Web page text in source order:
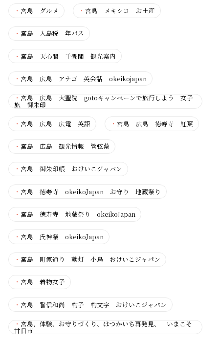
・ 宮島 グルメ ・ 宮島 メキシコ お土産
・ 宮島 入島税 年パス
・ 宮島 天心閣 千畳閣 観光案内
・ 宮島 広島 アナゴ 英会話 okeikojapan
・ 宮島 広島 大聖院 gotoキャンペーンで旅行しよう 女子
旅 御朱印
・ 宮島 広島 広電 英語 ・ 宮島 広島 徳寿寺 紅葉
・ 宮島 広島 観光情報 管弦蔡
・ 宮島 御朱印帳 おけいこジャパン
・ 宮島 徳寿寺 okeikoJapan お守り 地蔵祭り
・ 宮島 徳寿寺 地蔵祭り okeikoJapan
・ 宮島 氏神祭 okeikoJapan
・ 宮島 町家通り 献灯 小鳥 おけいこジャパン
・ 宮島 着物女子
・ 宮島 誓信和尚 杓子 杓文字 おけいこジャパン
・ 宮島，体験、お守りづくり、はつかいち再発見、 いまこそ
廿日市